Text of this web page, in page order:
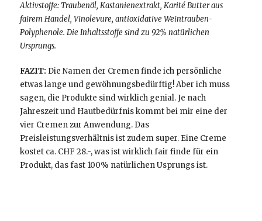
Aktivstoffe: Traubenöl, Kastanienextrakt, Karité Butter aus
fairem Handel, Vinolevure, antioxidative Weintrauben-
Polyphenole. Die Inhaltsstoffe sind zu 92% natürlichen
Ursprungs.
FAZIT: Die Namen der Cremen finde ich persönliche
etwas lange und gewöhnungsbedürftig! Aber ich muss
sagen, die Produkte sind wirklich genial. Je nach
Jahreszeit und Hautbedürfnis kommt bei mir eine der
vier Cremen zur Anwendung. Das
Preisleistungsverhältnis ist zudem super. Eine Creme
kostet ca. CHF 28.-, was ist wirklich fair finde für ein
Produkt, das fast 100% natürlichen Usprungs ist.